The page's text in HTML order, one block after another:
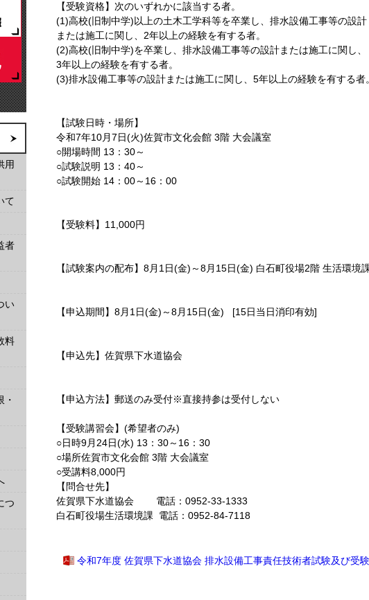
用
て
者
い
料
つ
【受験資格】次のいずれかに該当する者。
(1)高校(旧制中学)以上の土木工学科等を卒業し、排水設備工事等の設計
または施工に関し、2年以上の経験を有する者。
(2)高校(旧制中学)を卒業し、排水設備工事等の設計または施工に関し、
3年以上の経験を有する者。
(3)排水設備工事等の設計または施工に関し、5年以上の経験を有する者
【試験日時・場所】
令和7年10月7日(火)佐賀市文化会館 3階 大会議室
○開場時間 13：30～
○試験説明 13：40～
○試験開始 14：00～16：00
【受験料】11,000円
【試験案内の配布】8月1日(金)～8月15日(金) 白石町役場2階 生活環境
【申込期間】8月1日(金)～8月15日(金) [15日当日消印有効]
【申込先】佐賀県下水道協会
【申込方法】郵送のみ受付※直接持参は受付しない
【受験講習会】(希望者のみ)
○日時9月24日(水) 13：30～16：30
○場所佐賀市文化会館 3階 大会議室
○受講料8,000円
【問合せ先】
佐賀県下水道協会 電話：0952-33-1333
白石町役場生活環境課 電話：0952-84-7118
令和7年度 佐賀県下水道協会 排水設備工事責任技術者試験及び受